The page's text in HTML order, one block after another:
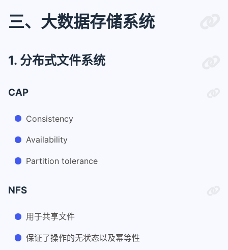
三、大数据存储系统
1. 分布式文件系统
CAP
Consistency
Availability
Partition tolerance
NFS
用于共享文件
保证了操作的无状态以及幂等性